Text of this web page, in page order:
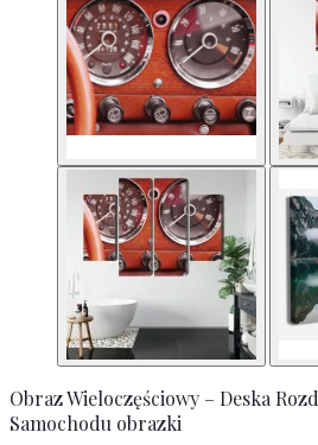
Obraz Wieloczęściowy – Deska
Samochodu obrazki